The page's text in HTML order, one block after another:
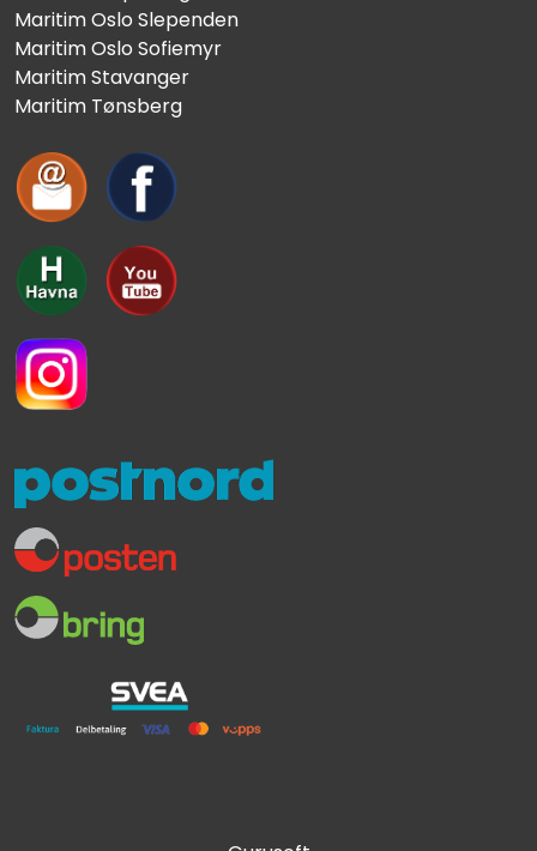
Maritim Oslo Slependen
Maritim Oslo Sofiemyr
Maritim Stavanger
Maritim Tønsberg